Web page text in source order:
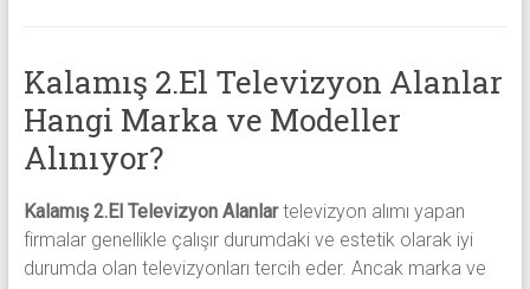
Kalamış 2.El Televizyon Alanlar
Hangi Marka ve Modeller
Alınıyor?
Kalamış 2.El Televizyon Alanlartelevizyon alımı yapan
firmalar genellikle çalışır durumdaki ve estetik olarak iyi
durumda olan televizyonları tercih eder. Ancak marka ve